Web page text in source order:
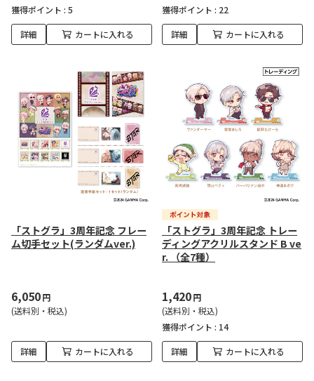
獲得ポイント : 5
詳細 カートに入れる
獲得ポイント : 22
詳細 カートに入れる
「ストグラ」3周年記念 フレー
ム切手セット(ランダムver.)
6,050円
(送料別・税込)
詳細 カートに入れる
「ストグラ」3周年記念 トレー
ディングアクリルスタンド B ve
r. （全7種）
1,420円
(送料別・税込)
獲得ポイント : 14
詳細 カートに入れる